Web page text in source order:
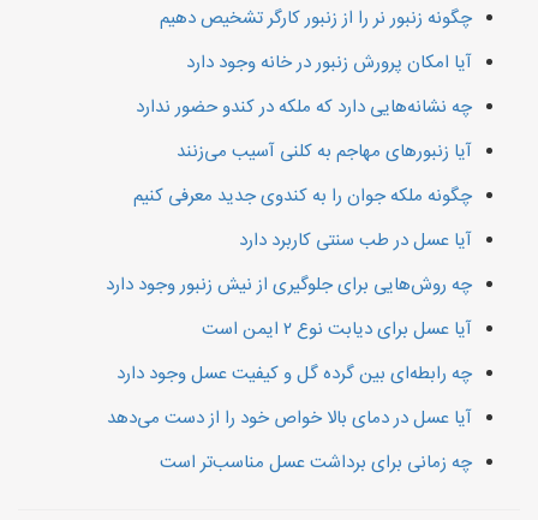
چگونه زنبور نر را از زنبور کارگر تشخیص دهیم
آیا امکان پرورش زنبور در خانه وجود دارد
چه نشانه‌هایی دارد که ملکه در کندو حضور ندارد
آیا زنبورهای مهاجم به کلنی آسیب می‌زنند
چگونه ملکه جوان را به کندوی جدید معرفی کنیم
آیا عسل در طب سنتی کاربرد دارد
چه روش‌هایی برای جلوگیری از نیش زنبور وجود دارد
آیا عسل برای دیابت نوع ۲ ایمن است
چه رابطه‌ای بین گرده گل و کیفیت عسل وجود دارد
آیا عسل در دمای بالا خواص خود را از دست می‌دهد
چه زمانی برای برداشت عسل مناسب‌تر است